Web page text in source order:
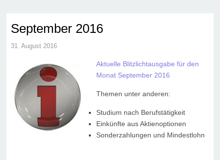
September 2016
31. August 2016
Aktuelle Blitzlichtausgabe für den
Monat September 2016
Themen unter anderen:
Studium nach Berufstätigkeit
Einkünfte aus Aktienoptionen
Sonderzahlungen und Mindestlohn